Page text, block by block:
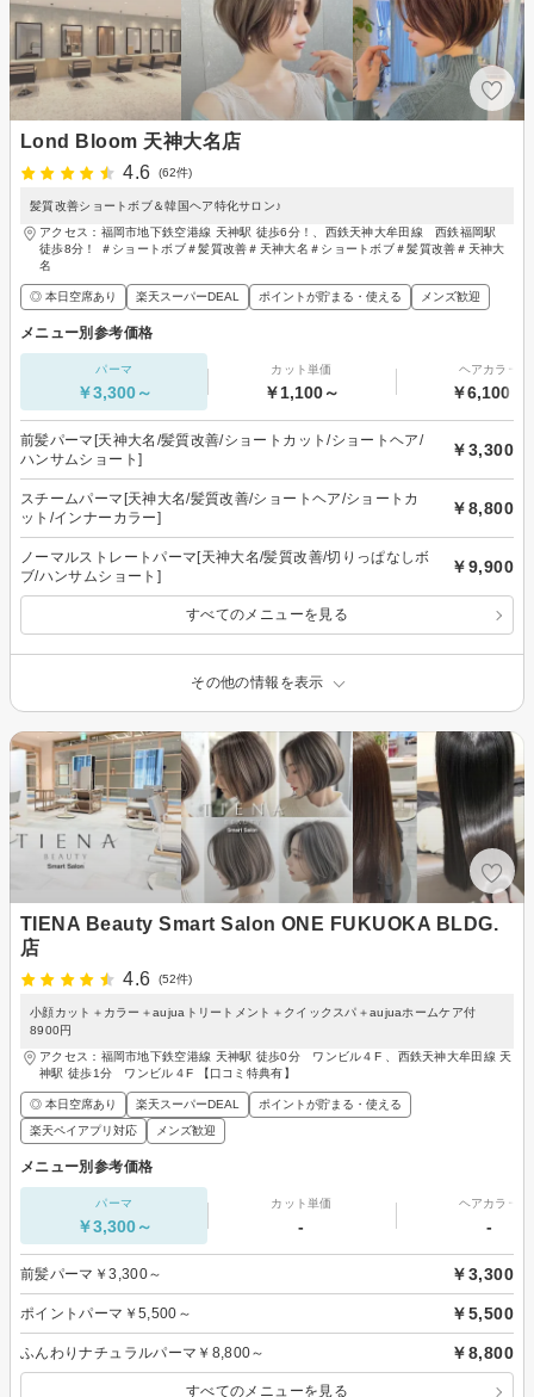
Lond Bloom 天神大名店
4.6
(62件)
髪質改善ショートボブ＆韓国ヘア特化サロン♪
アクセス：福岡市地下鉄空港線 天神駅 徒歩6分！、西鉄天神大牟田線 西鉄福岡駅
徒歩8分！ ＃ショートボブ＃髪質改善＃天神大名＃ショートボブ＃髪質改善＃天神大
名
◎ 本日空席あり 楽天スーパーDEAL ポイントが貯まる・使える メンズ歓迎
メニュー別参考価格
パーマ
￥3,300～
カット単価
￥1,100～
ヘアカラー
￥6,100～
前髪パーマ[天神大名/髪質改善/ショートカット/ショートヘア/
ハンサムショート]
￥3,300
スチームパーマ[天神大名/髪質改善/ショートヘア/ショートカ
ット/インナーカラー]
￥8,800
ノーマルストレートパーマ[天神大名/髪質改善/切りっぱなしボ
ブ/ハンサムショート]
￥9,900
すべてのメニューを見る
その他の情報を表示
TIENA Beauty Smart Salon ONE FUKUOKA BLDG.
店
4.6
(52件)
小顔カット＋カラー＋aujuaトリートメント＋クイックスパ＋aujuaホームケア付
8900円
アクセス：福岡市地下鉄空港線 天神駅 徒歩0分 ワンビル４F 、西鉄天神大牟田線 天
神駅 徒歩1分 ワンビル４F 【口コミ特典有】
◎ 本日空席あり 楽天スーパーDEAL
ポイントが貯まる・使える
楽天ペイアプリ対応
メンズ歓迎
メニュー別参考価格
パーマ
￥3,300～
カット単価
-
ヘアカラー
-
前髪パーマ￥3,300～ ￥3,300
ポイントパーマ￥5,500～ ￥5,500
ふんわりナチュラルパーマ￥8,800～ ￥8,800
すべてのメニューを見る